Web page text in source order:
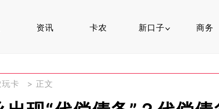
资讯 卡农 新口子 商务
卡 > 正文